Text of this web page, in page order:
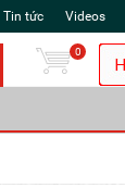
Tin tức Videos
0